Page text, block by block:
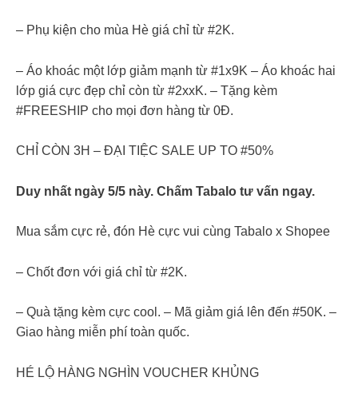
– Phụ kiện cho mùa Hè giá chỉ từ #2K.
– Áo khoác một lớp giảm mạnh từ #1x9K – Áo khoác hai
lớp giá cực đẹp chỉ còn từ #2xxK. – Tặng kèm
#FREESHIP cho mọi đơn hàng từ 0Đ.
CHỈ CÒN 3H – ĐẠI TIỆC SALE UP TO #50%
Duy nhất ngày 5/5 này. Chấm Tabalo tư vấn ngay.
Mua sắm cực rẻ, đón Hè cực vui cùng Tabalo x Shopee
– Chốt đơn với giá chỉ từ #2K.
– Quà tặng kèm cực cool. – Mã giảm giá lên đến #50K. –
Giao hàng miễn phí toàn quốc.
HÉ LỘ HÀNG NGHÌN VOUCHER KHỦNG